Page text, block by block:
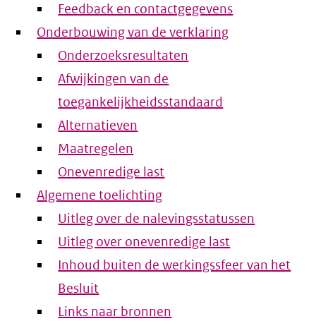
Feedback en contactgegevens
Onderbouwing van de verklaring
Onderzoeksresultaten
Afwijkingen van de
toegankelijkheidsstandaard
Alternatieven
Maatregelen
Onevenredige last
Algemene toelichting
Uitleg over de nalevingsstatussen
Uitleg over onevenredige last
Inhoud buiten de werkingssfeer van het
Besluit
Links naar bronnen